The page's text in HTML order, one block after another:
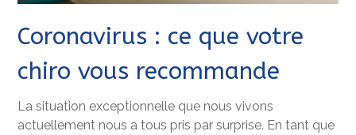
Coronavirus : ce que votre
chiro vous recommande
La situation exceptionnelle que nous vivons
actuellement nous a tous pris par surprise. En tant que